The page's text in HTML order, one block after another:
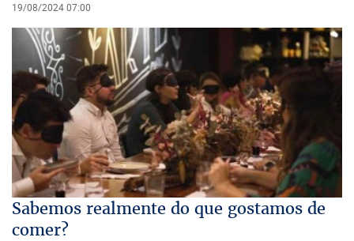
19/08/2024 07:00
Sabemos realmente do que gostamos de
comer?